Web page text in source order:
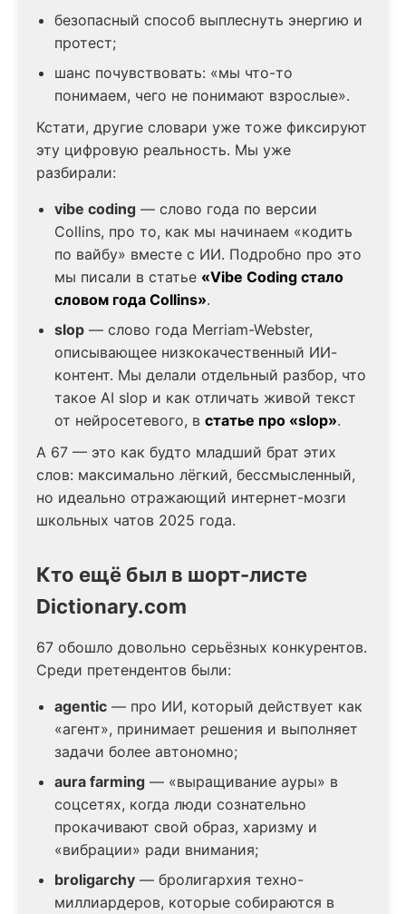
безопасный способ выплеснуть энергию и
протест;
шанс почувствовать: «мы что-то
понимаем, чего не понимают взрослые».
Кстати, другие словари уже тоже фиксируют
эту цифровую реальность. Мы уже
разбирали:
vibe coding — слово года по версии
Collins, про то, как мы начинаем «кодить
по вайбу» вместе с ИИ. Подробно про это
мы писали в статье «Vibe Coding стало
словом года Collins».
slop — слово года Merriam-Webster,
описывающее низкокачественный ИИ-
контент. Мы делали отдельный разбор, что
такое AI slop и как отличать живой текст
от нейросетевого, в статье про «slop».
А 67 — это как будто младший брат этих
слов: максимально лёгкий, бессмысленный,
но идеально отражающий интернет-мозги
школьных чатов 2025 года.
Кто ещё был в шорт-листе
Dictionary.com
67 обошло довольно серьёзных конкурентов.
Среди претендентов были:
agentic — про ИИ, который действует как
«агент», принимает решения и выполняет
задачи более автономно;
aura farming — «выращивание ауры» в
соцсетях, когда люди сознательно
прокачивают свой образ, харизму и
«вибрации» ради внимания;
broligarchy — бролигархия техно-
миллиардеров, которые собираются в